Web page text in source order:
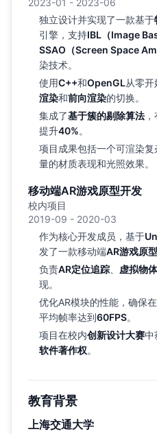
独立设计并实现了一款基于
引擎，支持IBL（Image
SSAO（Screen Space
染技术。
使用C++和OpenGL从零
渲染和前向渲染的切换。
集成了基于簇的剔除算法
提升40%。
项目成果包括一个可渲染
量的材质表现和光照效果。
移动端AR游戏原型开发
校内项目
2019-09 - 2020-03
作为核心开发成员，基于
发了一款移动端AR游戏原型
负责AR定位追踪 虚拟物
现。
优化AR模块的性能，确保
平均帧率达到60FPS。
项目在校内创新设计大赛中
软件著作权。
教育背景
上海交通大学